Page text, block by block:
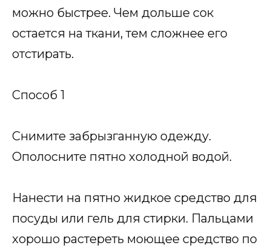
можно быстрее. Чем дольше сок
остается на ткани, тем сложнее его
отстирать.
Способ 1
Снимите забрызганную одежду.
Ополосните пятно холодной водой.
Нанести на пятно жидкое средство для
посуды или гель для стирки. Пальцами
хорошо растереть моющее средство по